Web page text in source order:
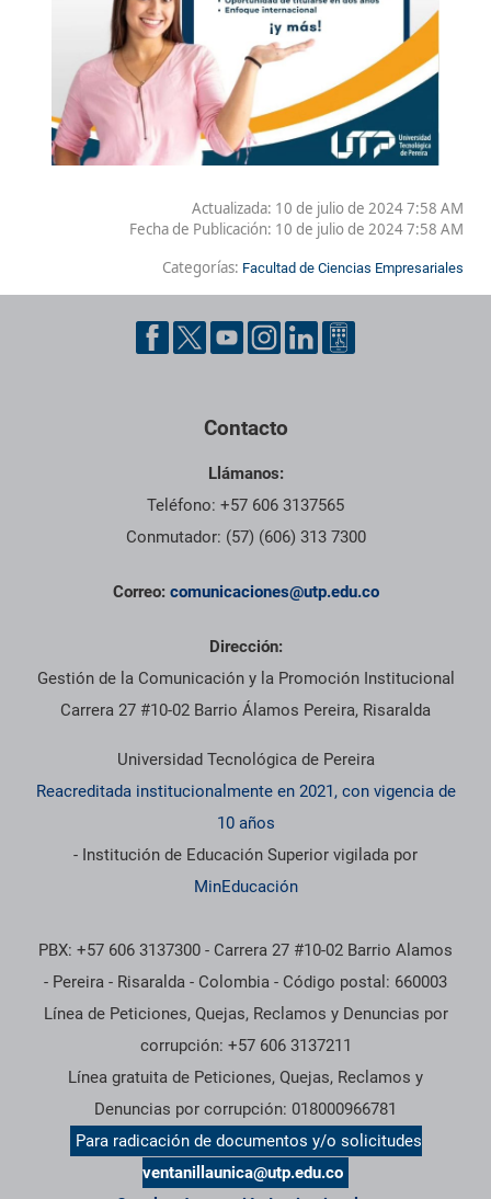
Actualizada: 10 de julio de 2024 7:58 AM
Fecha de Publicación: 10 de julio de 2024 7:58 AM
Categorías: Facultad de Ciencias Empresariales
Contacto
Llámanos:
Teléfono: +57 606 3137565
Conmutador: (57) (606) 313 7300
Correo: comunicaciones@utp.edu.co
Dirección:
Gestión de la Comunicación y la Promoción Institucional
Carrera 27 #10-02 Barrio Álamos Pereira, Risaralda
Universidad Tecnológica de Pereira
Reacreditada institucionalmente en 2021, con vigencia de
10 años
- Institución de Educación Superior vigilada por
MinEducación
PBX: +57 606 3137300 - Carrera 27 #10-02 Barrio Alamos
- Pereira - Risaralda - Colombia - Código postal: 660003
Línea de Peticiones, Quejas, Reclamos y Denuncias por
corrupción: +57 606 3137211
Línea gratuita de Peticiones, Quejas, Reclamos y
Denuncias por corrupción: 018000966781
Para radicación de documentos y/o solicitudes
ventanillaunica@utp.edu.co